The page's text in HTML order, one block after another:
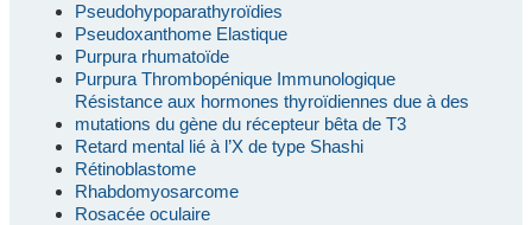
Pseudohypoparathyroïdies
Pseudoxanthome Elastique
Purpura rhumatoïde
Purpura Thrombopénique Immunologique
Résistance aux hormones thyroïdiennes due à des
mutations du gène du récepteur bêta de T3
Retard mental lié à l’X de type Shashi
Rétinoblastome
Rhabdomyosarcome
Rosacée oculaire